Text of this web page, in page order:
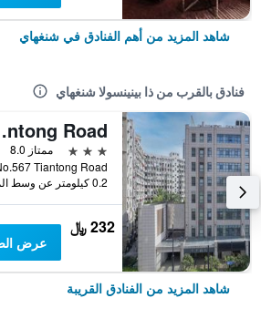
شاهد المزيد من أهم الفنادق في شنغهاي
فنادق بالقرب من ذا بينينسولا شنغهاي
Road
3 نجوم
ممتاز 8.0
0.2 كيلومتر عن وسط المدينة
232 ﷼
عرض
شاهد المزيد من الفنادق القريبة